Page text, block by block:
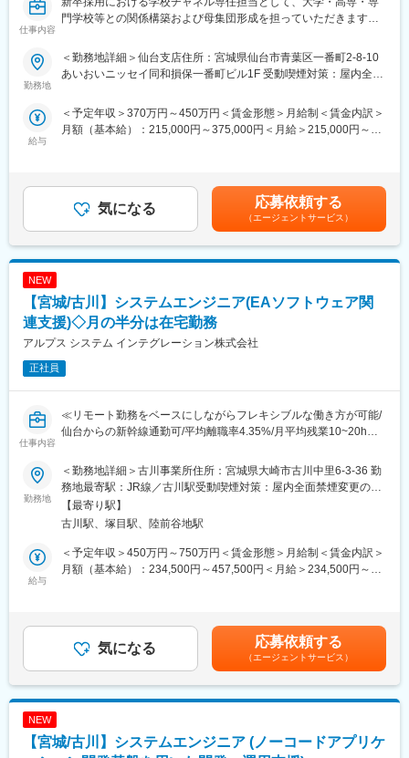
弊社はユーザーの要望に応じた社内システムも低価格で構築する
方法を提案しながら、最適なシステム構築を実施しています。同
力」「膨大な技術の積み重ねによる半パッケージ化された製品
群」「少数精鋭によるフットワークの軽い対応」を強みとしてお
を提供していく考えです。
変更の範囲：会社の定める業務
仕事内容
門学校等との関係構築および母集団形成を担っていただきます。
■業務内容：
・既存校とのリレーション強化（定期訪問・情報交換）
・学校の新規開拓（アポイント獲得～関係構築）
・学内説明会・合同企業説明会の企画提案／実施
・学校別母集団データの分析・改善施策立案
単なる訪問業務ではなく、
学校経路の応募数・入社数最大化に向けた戦略立案から実行まで
を担うポジションです。
■入社後の想定イメージ
1か月目：
先輩社員との同行訪問を通じて、学校折衝の流れ・提案内容を習
得
2か月目：
既存校の一部を担当し、関係構築を開始
3か月目～：
新規開拓も担当し、担当エリアのKPIを持って自走
当へのキャリアチェンジも可能です！
■本ポジションの魅力：
・「営業力」がそのまま武器になる
提案力・関係構築力を活かしながら、人事領域へキャリアを広げ
られます。
母集団形成の根幹を担うため、事業インパクトが非常に大きいポ
ジションです。
・長期的な関係資産を築ける
単年だけではなく、数年単位での信頼構築が成果に直結します。
勤務地
＜勤務地詳細＞仙台支店住所：宮城県仙台市青葉区一番町2-8-10
あいおいニッセイ同和損保一番町ビル1F 受動喫煙対策：屋内全面
給与
＜予定年収＞370万円～450万円＜賃金形態＞月給制＜賃金内訳＞
月額（基本給）：215,000円～375,000円＜月給＞215,000円～
ます。月給(月額)は固定手当を含めた表記です。
気になる 応募依頼する
（エージェントサービス）
NEW
【宮城/古川】システムエンジニア(EAソフトウェア関
連支援)◇月の半分は在宅勤務
アルプス システム インテグレーション株式会社
正社員
仕事内容
≪リモート勤務をベースにしながらフレキシブルな働き方が可能/
仙台からの新幹線通勤可/平均離職率4.35%/月平均残業10~20h≫
■業務内容：
アルプスアルパイングループの一員として、製造業の現場を支え
るソフトウェアの導入支援を通じて、ものづくりの未来を支える
仕事です。顧客との折衝や企画活動にも携わり、技術力だけでな
くビジネス力も磨ける環境です。
Redmain、SVN、EnterpriseArchitect等のソフトウェア導入・企
画支援。
■福利厚生面：
・仙台～古川間の新幹線通勤可／マイカー通勤可
・直近3年間の平均離職率4.35%
勤務地
＜勤務地詳細＞古川事業所住所：宮城県大崎市古川中里6-3-36 勤
務地最寄駅：JR線／古川駅受動喫煙対策：屋内全面禁煙変更の範
囲：会社の定める事業所（リモートワーク含む）
【最寄り駅】
古川駅、塚目駅、陸前谷地駅
給与
＜予定年収＞450万円～750万円＜賃金形態＞月給制＜賃金内訳＞
月額（基本給）：234,500円～457,500円＜月給＞234,500円～
下する可能性があります。月給(月額)は固定手当を含めた表記で
す。
気になる 応募依頼する
（エージェントサービス）
NEW
【宮城/古川】システムエンジニア (ノーコードアプリケ